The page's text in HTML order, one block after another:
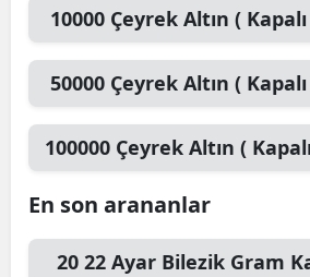
10000 Çeyrek Altın ( Kapalı
50000 Çeyrek Altın ( Kapalı
100000 Çeyrek Altın (
En son arananlar
20 22 Ayar Bilezik Gram